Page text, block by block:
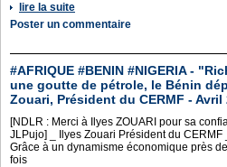
lire la suite
Poster un commentaire
#AFRIQUE #BENIN #NIGERIA -
une goutte de pétrole, le Bénin
Zouari, Président du CERMF - Avril
[NDLR : Merci à Ilyes ZOUARI pour sa
JLPujo] _ Ilyes Zouari Président du CERMF _
Grâce à un dynamisme économique près
fois